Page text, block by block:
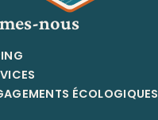
nous
ÉCOLOGIQUES